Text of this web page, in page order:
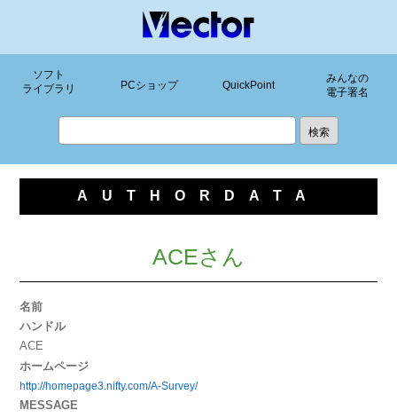
ソフト
ライブラリ
PCショップ QuickPoint
みんなの
電子署名
AUTHORDATA
ACEさん
名前
ハンドル
ACE
ホームページ
http://homepage3.nifty.com/A-Survey/
MESSAGE